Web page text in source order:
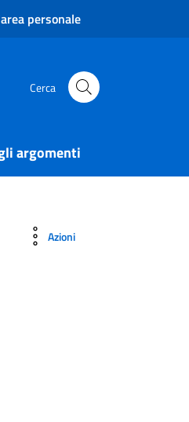
personale
Cerca
argomenti
Azioni